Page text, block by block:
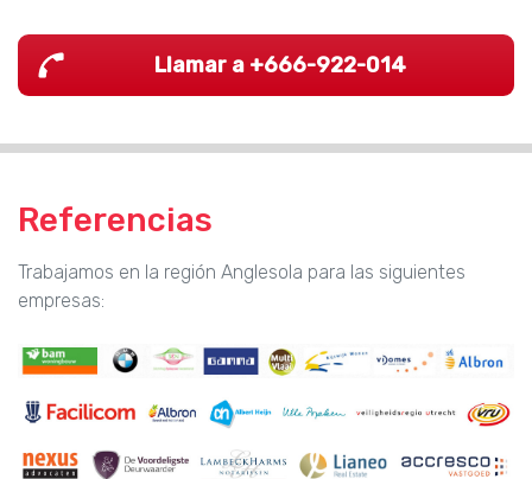
Llamar a +666-922-014
Referencias
Trabajamos en la región Anglesola para las siguientes
empresas: